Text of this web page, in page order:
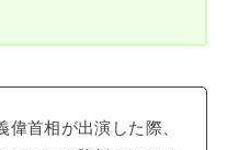
首相が出演した際、